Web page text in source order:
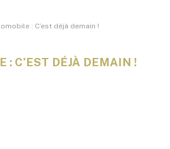
: C’est déjà demain !
: C’EST DÉJÀ DEMAIN !